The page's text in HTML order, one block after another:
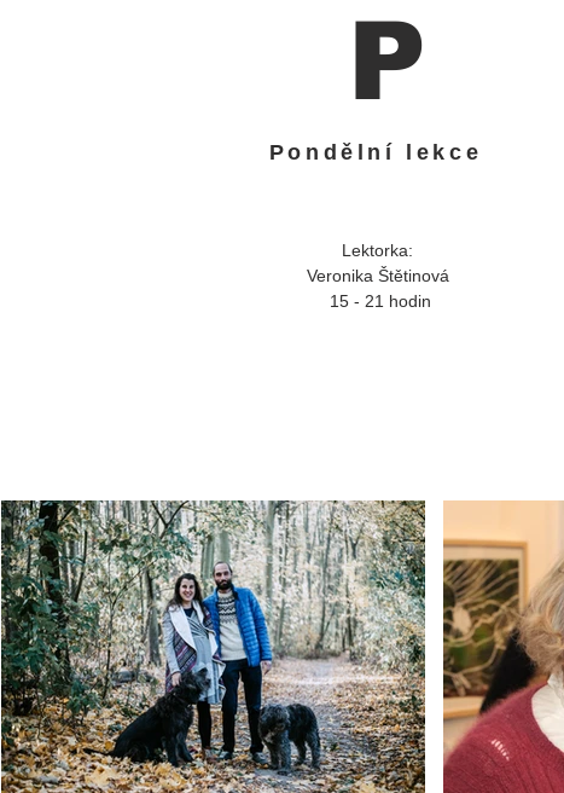
P
Pondělní lekce
Lektorka:
Veronika Štětinová
15 - 21 hodin